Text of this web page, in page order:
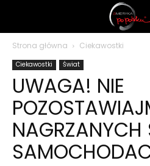
polsku
Strona główna Ciekawostki
Ciekawostki Świat
UWAGA! NIE
NAGRZANYCH